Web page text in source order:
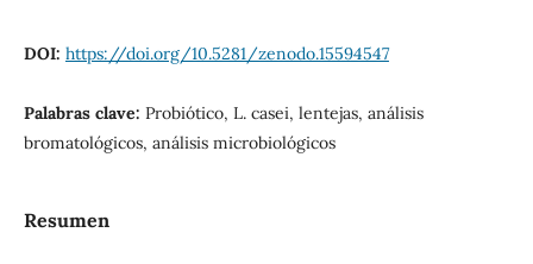
DOI: https://doi.org/10.5281/zenodo.15594547
Palabras clave: Probiótico, L. casei, lentejas, análisis
bromatológicos, análisis microbiológicos
Resumen